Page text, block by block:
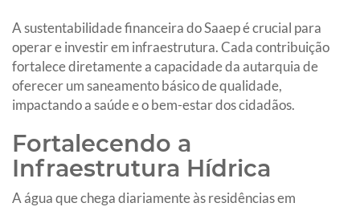
A sustentabilidade financeira do Saaep é crucial para
operar e investir em infraestrutura. Cada contribuição
fortalece diretamente a capacidade da autarquia de
oferecer um saneamento básico de qualidade,
impactando a saúde e o bem-estar dos cidadãos.
Fortalecendo a
Infraestrutura Hídrica
A água que chega diariamente às residências em